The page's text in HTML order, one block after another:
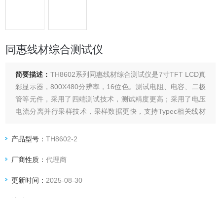
同惠线材综合测试仪
简要描述： TH8602系列同惠线材综合测试仪是7寸TFT LCD真
彩显示器，800X480分辨率，16位色。测试电阻、电容、二极
管等元件，采用了四端测试技术，测试精度更高；采用了电压
电流分离并行采样技术，采样数据更快，支持Typec相关线材
一个独立的直流恒流源，最大可以提供5A恒流源用于测 试压
产品型号：TH8602-2
厂商性质：代理商
更新时间： 2025-08-30